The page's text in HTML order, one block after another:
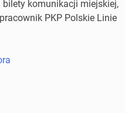
bilety komunikacji miejskiej,
PKP Polskie Linie